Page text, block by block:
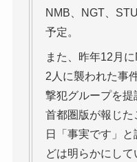
NMB、NGT、
予定。
また、昨年12月
2人に襲われた事
撃犯グループを
首都圏版が報じ
日「事実です」
どは明らかにして